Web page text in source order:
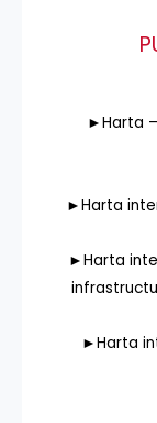
►Harta
►Harta
►Harta
►Harta